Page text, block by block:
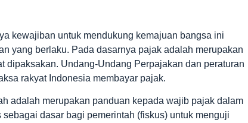
kewajiban untuk mendukung kemajuan bangsa ini
yang berlaku. Pada dasarnya pajak adalah merupakan
dipaksakan. Undang-Undang Perpajakan dan peraturan
rakyat Indonesia membayar pajak.
adalah merupakan panduan kepada wajib pajak dalam
dasar bagi pemerintah (fiskus) untuk menguji